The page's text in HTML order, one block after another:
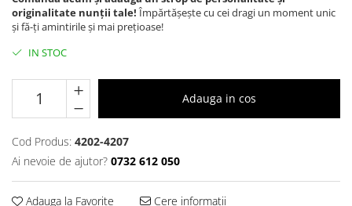
originalitate nunții tale! Împărtășește cu cei dragi un moment unic
și fă-ți amintirile și mai prețioase!
IN STOC
Adauga in cos
Cod Produs: 4202-4207
Ai nevoie de ajutor? 0732 612 050
Adauga la Favorite Cere informatii